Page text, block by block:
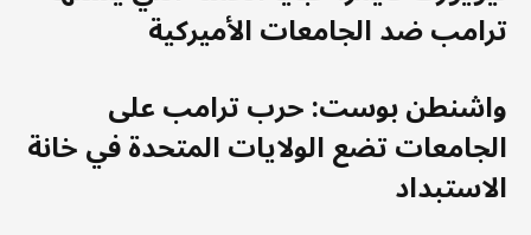
ترامب ضد الجامعات الأميركية
واشنطن بوست: حرب ترامب على
الجامعات تضع الولايات المتحدة في خانة
الاستبداد